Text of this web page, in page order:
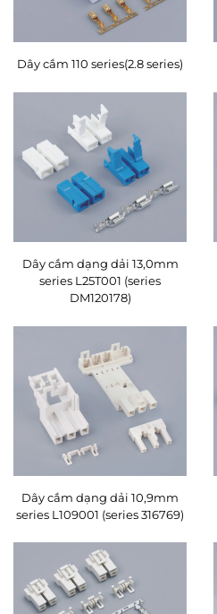
Dây cắm 110 series(2.8 series)
Dây cắm dạng dải 13,0mm
series L25T001 (series
DM120178)
Dây cắm dạng dải 10,9mm
series L109001 (series 316769)